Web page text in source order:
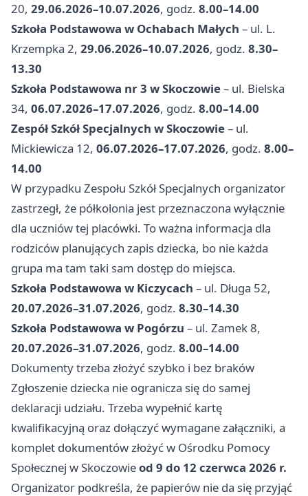
20, 29.06.2026–10.07.2026, godz. 8.00–14.00
Szkoła Podstawowa w Ochabach Małych – ul. L.
Krzempka 2, 29.06.2026–10.07.2026, godz. 8.30–
13.30
Szkoła Podstawowa nr 3 w Skoczowie– ul. Bielska
34, 06.07.2026–17.07.2026, godz. 8.00–14.00
Zespół Szkół Specjalnych w Skoczowie– ul.
Mickiewicza 12, 06.07.2026–17.07.2026, godz. 8.00–
14.00
W przypadku Zespołu Szkół Specjalnych organizator
zastrzegł, że półkolonia jest przeznaczona wyłącznie
dla uczniów tej placówki. To ważna informacja dla
rodziców planujących zapis dziecka, bo nie każda
grupa ma tam taki sam dostęp do miejsca.
Szkoła Podstawowa w Kiczycach – ul. Długa 52,
20.07.2026–31.07.2026, godz. 8.30–14.30
Szkoła Podstawowa w Pogórzu – ul. Zamek 8,
20.07.2026–31.07.2026, godz. 8.00–14.00
Dokumenty trzeba złożyć szybko i bez braków
Zgłoszenie dziecka nie ogranicza się do samej
deklaracji udziału. Trzeba wypełnić kartę
kwalifikacyjną oraz dołączyć wymagane załączniki, a
komplet dokumentów złożyć w Ośrodku Pomocy
Społecznej w Skoczowieod 9 do 12 czerwca 2026 r.
Organizator podkreśla, że papierów nie da się przyjąć